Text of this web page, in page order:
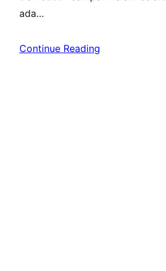
ada…
Continue Reading